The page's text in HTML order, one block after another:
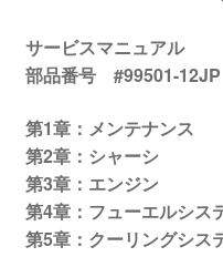
サービスマニュアル
部品番号 #99501-12JP
第1章：メンテナンス
第2章：シャーシ
第3章：エンジン
第4章：フューエルシス
第5章：クーリングシス